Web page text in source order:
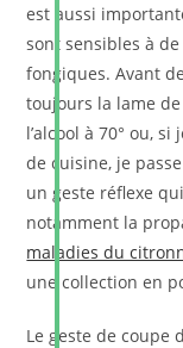
est aussi
sont sensibles à
fongiques. Avant
toujours la lame
l’alcool à 70° ou,
de cuisine, je
un geste réflexe
notamment la
maladies du
une collection en
Le geste de